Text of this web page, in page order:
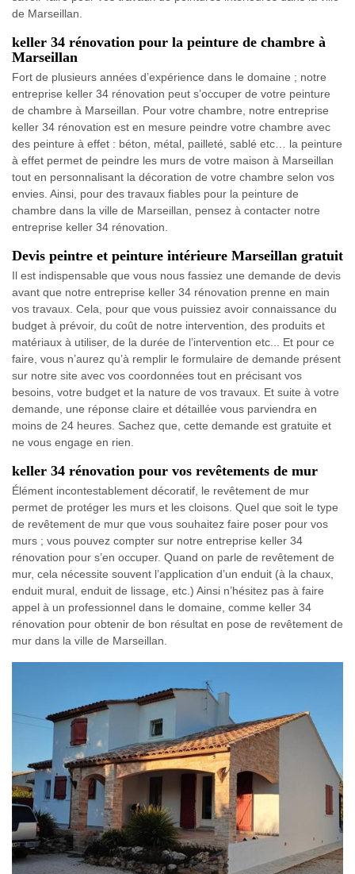
de Marseillan.
keller 34 rénovation pour la peinture de chambre à
Marseillan
Fort de plusieurs années d’expérience dans le domaine ; notre
entreprise keller 34 rénovation peut s’occuper de votre peinture
de chambre à Marseillan. Pour votre chambre, notre entreprise
keller 34 rénovation est en mesure peindre votre chambre avec
des peinture à effet : béton, métal, pailleté, sablé etc… la peinture
à effet permet de peindre les murs de votre maison à Marseillan
tout en personnalisant la décoration de votre chambre selon vos
envies. Ainsi, pour des travaux fiables pour la peinture de
chambre dans la ville de Marseillan, pensez à contacter notre
entreprise keller 34 rénovation.
Devis peintre et peinture intérieure Marseillan gratuit
Il est indispensable que vous nous fassiez une demande de devis
avant que notre entreprise keller 34 rénovation prenne en main
vos travaux. Cela, pour que vous puissiez avoir connaissance du
budget à prévoir, du coût de notre intervention, des produits et
matériaux à utiliser, de la durée de l’intervention etc... Et pour ce
faire, vous n’aurez qu’à remplir le formulaire de demande présent
sur notre site avec vos coordonnées tout en précisant vos
besoins, votre budget et la nature de vos travaux. Et suite à votre
demande, une réponse claire et détaillée vous parviendra en
moins de 24 heures. Sachez que, cette demande est gratuite et
ne vous engage en rien.
keller 34 rénovation pour vos revêtements de mur
Élément incontestablement décoratif, le revêtement de mur
permet de protéger les murs et les cloisons. Quel que soit le type
de revêtement de mur que vous souhaitez faire poser pour vos
murs ; vous pouvez compter sur notre entreprise keller 34
rénovation pour s’en occuper. Quand on parle de revêtement de
mur, cela nécessite souvent l’application d’un enduit (à la chaux,
enduit mural, enduit de lissage, etc.) Ainsi n’hésitez pas à faire
appel à un professionnel dans le domaine, comme keller 34
rénovation pour obtenir de bon résultat en pose de revêtement de
mur dans la ville de Marseillan.